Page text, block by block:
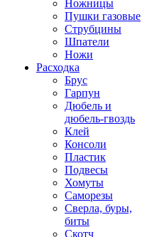
Ножницы
Пушки газовые
Струбцины
Шпатели
Ножи
Расходка
Брус
Гарпун
Дюбель и
дюбель-гвоздь
Клей
Консоли
Пластик
Подвесы
Хомуты
Саморезы
Сверла, буры,
биты
Скотч